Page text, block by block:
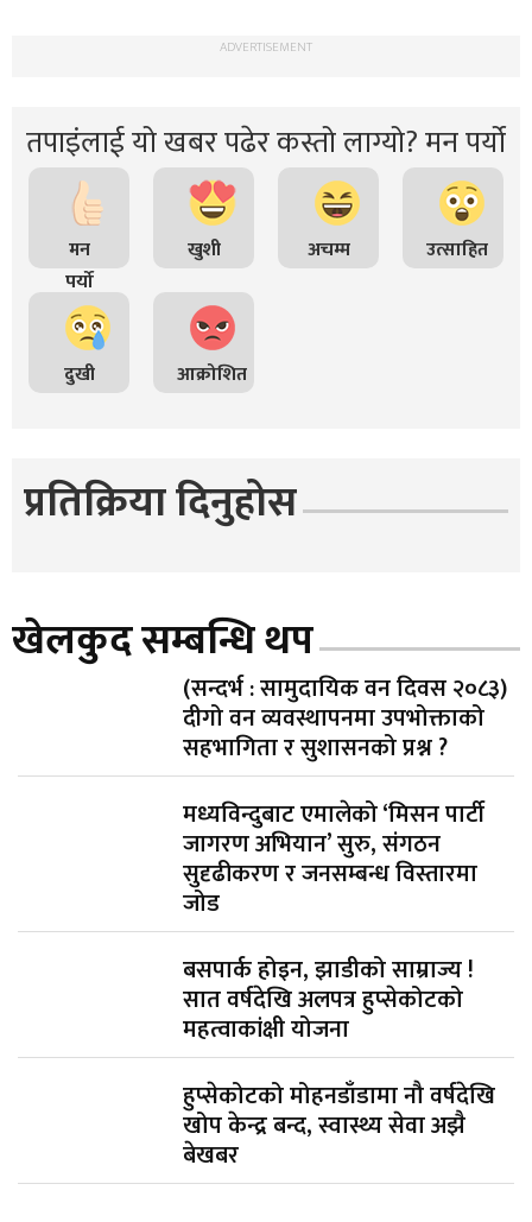
ADVERTISEMENT
तपाइंलाई यो खबर पढेर कस्तो लाग्यो? मन पर्यो
मन
पर्यो
खुशी अचम्म उत्साहित
दुखी आक्रोशित
प्रतिक्रिया दिनुहोस
खेलकुद सम्बन्धि थप
(सन्दर्भ : सामुदायिक वन दिवस २०८३)
दीगो वन व्यवस्थापनमा उपभोक्ताको
सहभागिता र सुशासनको प्रश्न ?
मध्यविन्दुबाट एमालेको ‘मिसन पार्टी
जागरण अभियान’ सुरु, संगठन
सुदृढीकरण र जनसम्बन्ध विस्तारमा
जोड
बसपार्क होइन, झाडीको साम्राज्य !
सात वर्षदेखि अलपत्र हुप्सेकोटको
महत्वाकांक्षी योजना
हुप्सेकोटको मोहनडाँडामा नौ वर्षदेखि
खोप केन्द्र बन्द, स्वास्थ्य सेवा अझै
बेखबर